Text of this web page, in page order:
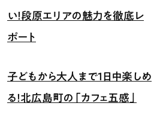
い！段原エリアの魅力を徹底レ
ポート
子どもから大人まで1日中楽しめ
る！北広島町の「カフェ五感」